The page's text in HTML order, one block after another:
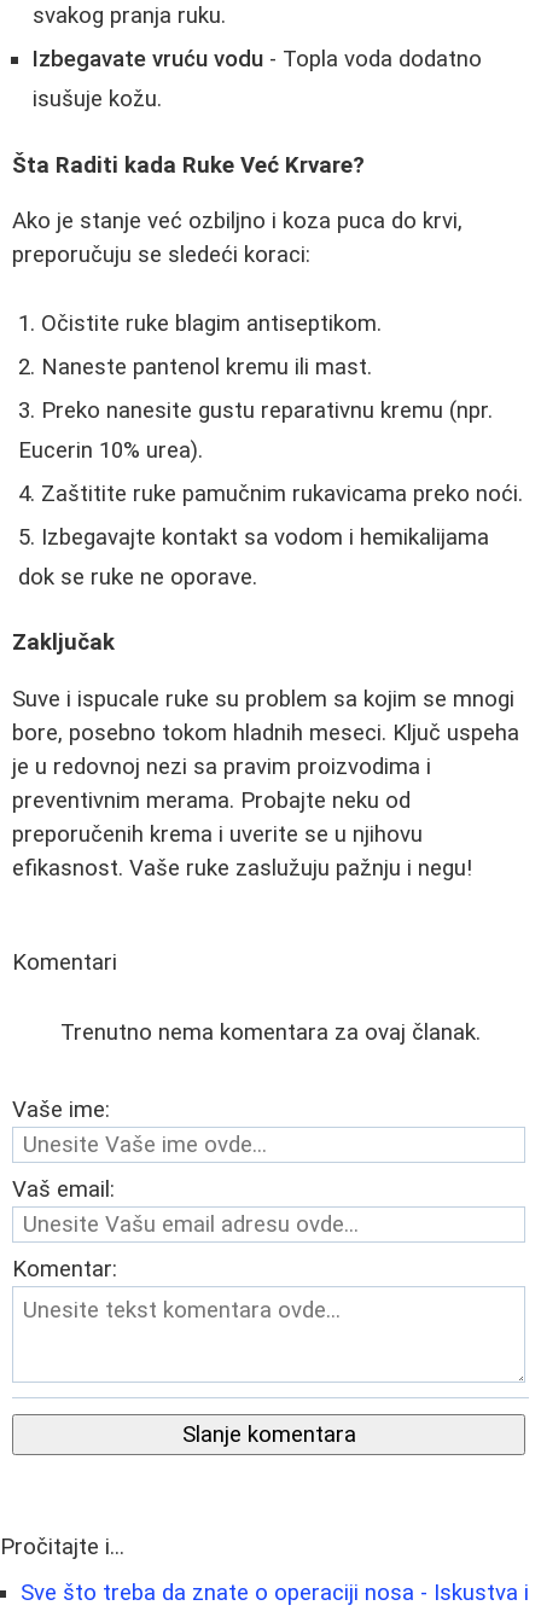
svakog pranja ruku.
Izbegavate vruću vodu - Topla voda dodatno
isušuje kožu.
Šta Raditi kada Ruke Već Krvare?
Ako je stanje već ozbiljno i koza puca do krvi,
preporučuju se sledeći koraci:
Očistite ruke blagim antiseptikom.
Naneste pantenol kremu ili mast.
Preko nanesite gustu reparativnu kremu (npr.
Eucerin 10% urea).
Zaštitite ruke pamučnim rukavicama preko noći.
Izbegavajte kontakt sa vodom i hemikalijama
dok se ruke ne oporave.
Zaključak
Suve i ispucale ruke su problem sa kojim se mnogi
bore, posebno tokom hladnih meseci. Ključ uspeha
je u redovnoj nezi sa pravim proizvodima i
preventivnim merama. Probajte neku od
preporučenih krema i uverite se u njihovu
efikasnost. Vaše ruke zaslužuju pažnju i negu!
Komentari
Trenutno nema komentara za ovaj članak.
Vaše ime:
Vaš email:
Komentar:
Slanje komentara
Pročitajte i...
Sve što treba da znate o operaciji nosa - Iskustva i